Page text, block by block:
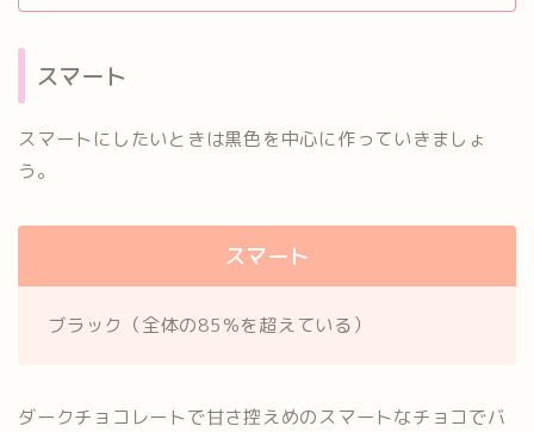
スマート
スマートにしたいときは黒色を中心に作っていきましょ
う。
スマート
ブラック（全体の85％を超えている）
ダークチョコレートで甘さ控えめのスマートなチョコでバ